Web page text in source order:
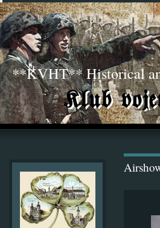
**KVHT** Historical